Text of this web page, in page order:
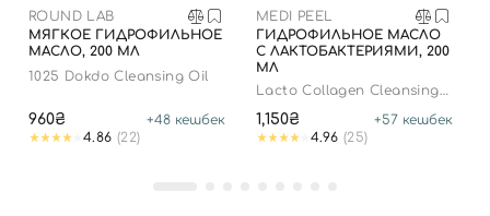
ROUND LAB
МЯГКОЕ ГИДРОФИЛЬНОЕ
МАСЛО, 200 МЛ
1025 Dokdo Cleansing Oil
960₴ +48 кешбек
4.86 (22)
MEDI PEEL
ГИДРОФИЛЬНОЕ МАСЛО
С ЛАКТОБАКТЕРИЯМИ, 200
МЛ
Lacto Collagen Cleansing
1,150₴ +57 кешбек
4.96 (25)